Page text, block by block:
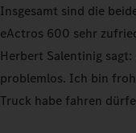
Insgesamt sind die
eActros 600 sehr
Herbert Salentinig
problemlos. Ich bin
Truck habe fahren